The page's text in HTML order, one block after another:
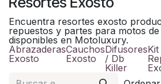
Encuentra resortes exosto
repuestos y partes para motos
disponibles en Motoluxury.
Abrazaderas
Exosto
Cauchos
Exosto
Difusores
/ Db
Killer
Kit